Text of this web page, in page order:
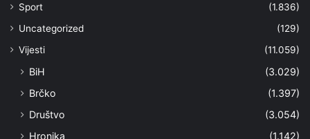
Sport
(1.836)
Uncategorized
(129)
Vijesti
(11.059)
BiH
(3.029)
Brčko
(1.397)
Društvo
(3.054)
Hronika
(1.142)